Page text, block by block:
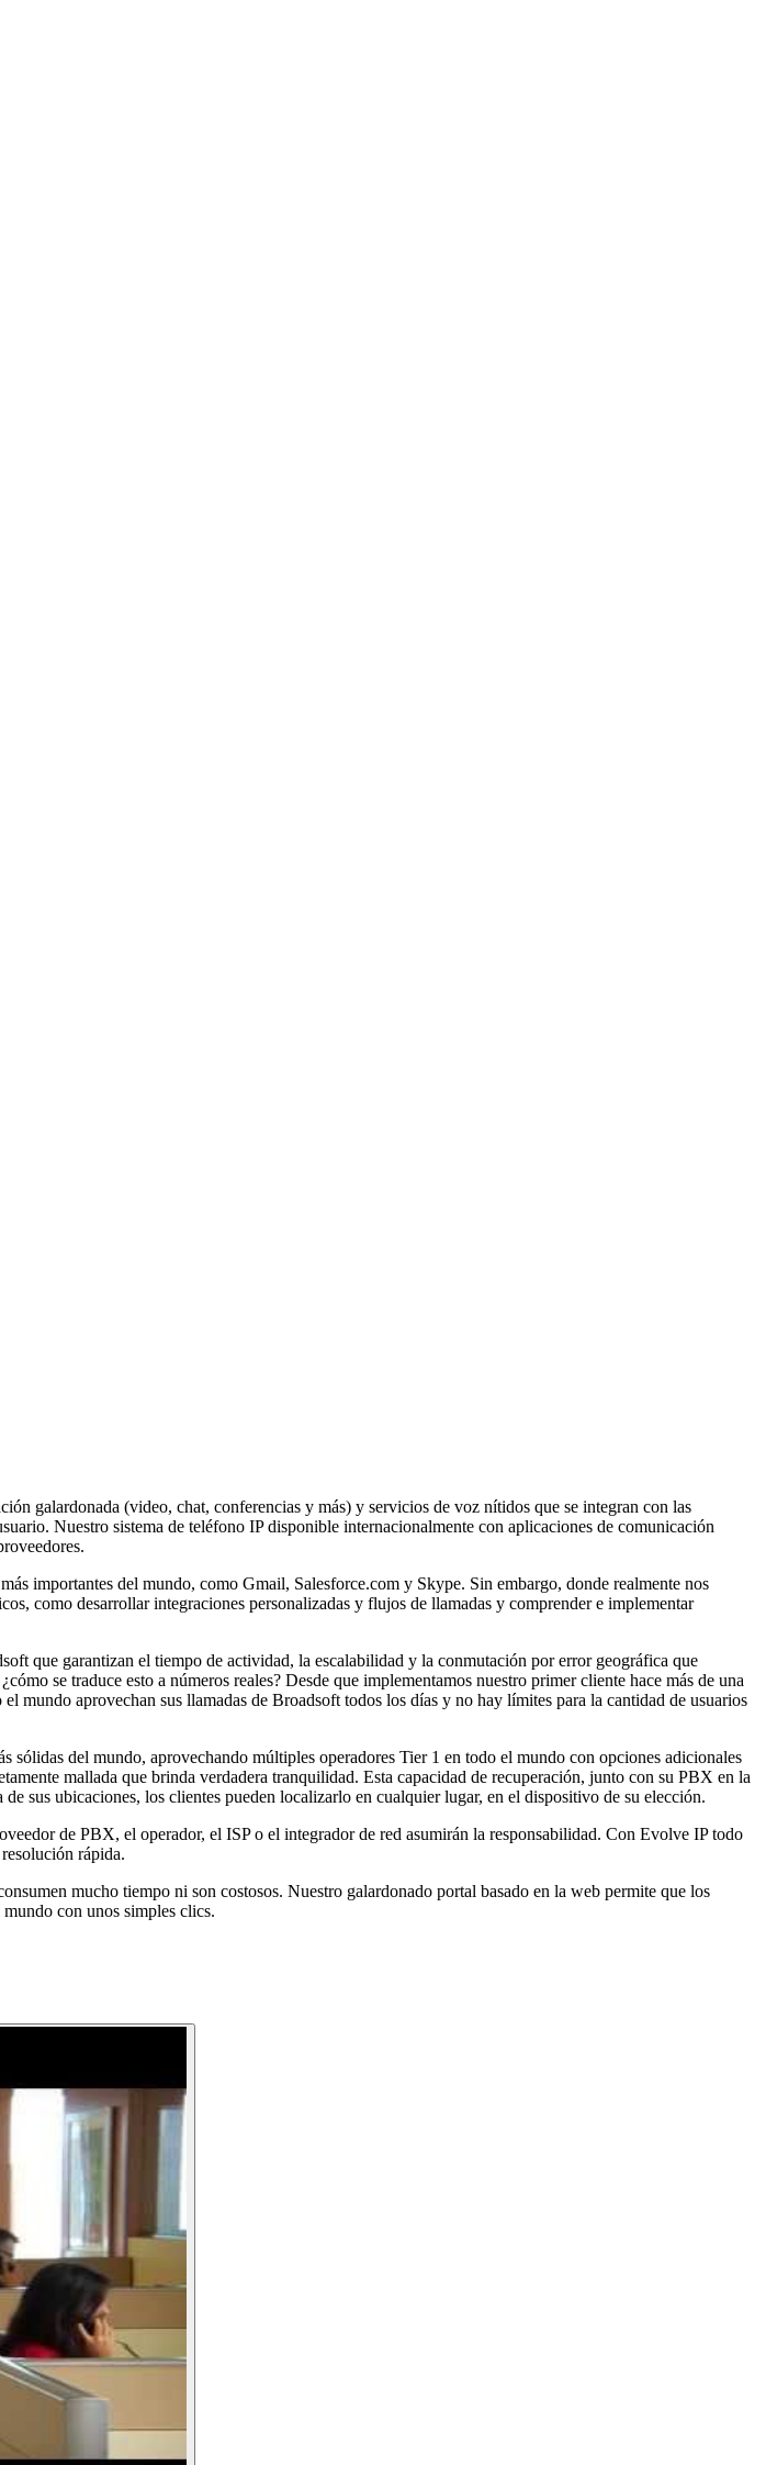
galardonada (video, chat, conferencias y más) y servicios de voz nítidos que se integran con las
Nuestro sistema de teléfono IP disponible internacionalmente con aplicaciones de comunicación
importantes del mundo, como Gmail, Salesforce.com y Skype. Sin embargo, donde realmente nos
como desarrollar integraciones personalizadas y flujos de llamadas y comprender e implementar
que garantizan el tiempo de actividad, la escalabilidad y la conmutación por error geográfica que
se traduce esto a números reales? Desde que implementamos nuestro primer cliente hace más de una
aprovechan sus llamadas de Broadsoft todos los días y no hay límites para la cantidad de usuarios
del mundo, aprovechando múltiples operadores Tier 1 en todo el mundo con opciones adicionales
mallada que brinda verdadera tranquilidad. Esta capacidad de recuperación, junto con su PBX en la
sus ubicaciones, los clientes pueden localizarlo en cualquier lugar, en el dispositivo de su elección.
de PBX, el operador, el ISP o el integrador de red asumirán la responsabilidad. Con Evolve IP todo
rápida.
mucho tiempo ni son costosos. Nuestro galardonado portal basado en la web permite que los
con unos simples clics.